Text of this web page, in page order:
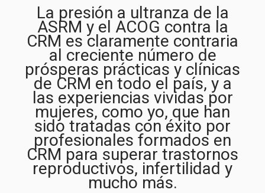
La presión a ultranza de la
ASRM y el ACOG contra la
CRM es claramente contraria
al creciente número de
prósperas prácticas y clínicas
de CRM en todo el país, y a
las experiencias vividas por
mujeres, como yo, que han
sido tratadas con éxito por
profesionales formados en
CRM para superar trastornos
reproductivos, infertilidad y
mucho más.